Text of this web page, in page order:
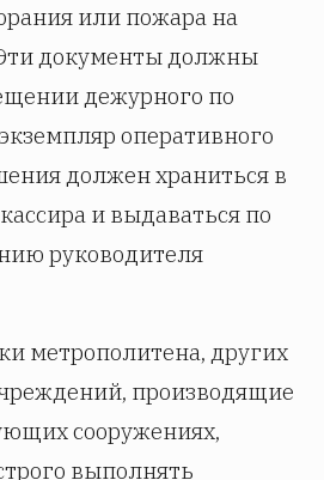
или пожара на
документы должны
дежурного по
оперативного
должен храниться в
и выдаваться по
руководителя
метрополитена, других
производящие
сооружениях,
выполнять